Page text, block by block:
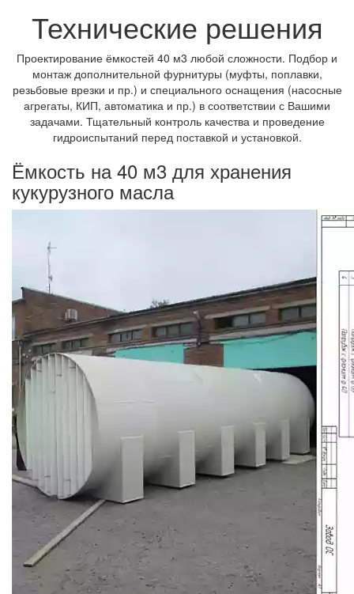
Технические решения
Проектирование ёмкостей 40 м3 любой сложности. Подбор и
монтаж дополнительной фурнитуры (муфты, поплавки,
резьбовые врезки и пр.) и специального оснащения (насосные
агрегаты, КИП, автоматика и пр.) в соответствии с Вашими
задачами. Тщательный контроль качества и проведение
гидроиспытаний перед поставкой и установкой.
Ёмкость на 40 м3 для хранения
кукурузного масла